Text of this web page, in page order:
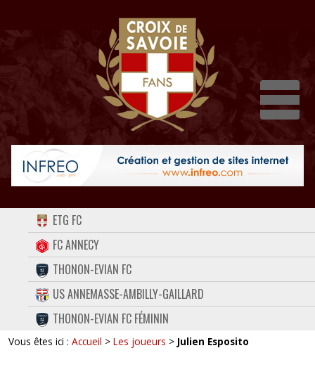
ACCUEIL
FORUM
CONTACT
FACEBOOK
TWITTER
ETG FC
FC ANNECY
THONON-EVIAN FC
US ANNEMASSE-AMBILLY-GAILLARD
THONON-EVIAN FC FÉMININ
Vous êtes ici : Accueil > Les joueurs > Julien Esposito